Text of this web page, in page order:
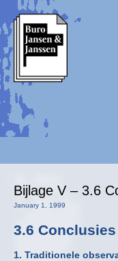
Bijlage V – 3.6
January 1, 1999
3.6 Conclusies
1. Traditionele